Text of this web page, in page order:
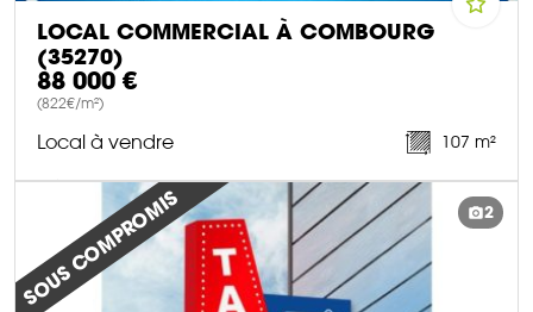
LOCAL COMMERCIAL À COMBOURG
(35270)
88 000 €
(822€/m²)
Local à vendre 107 m²
DÉCOUVRIR CE BIEN
SOUS COMPROMIS 2